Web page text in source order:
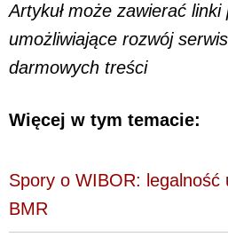
Artykuł może zawierać linki
umożliwiające rozwój
darmowych treści
Więcej w tym temacie:
Spory o WIBOR: legalność
BMR